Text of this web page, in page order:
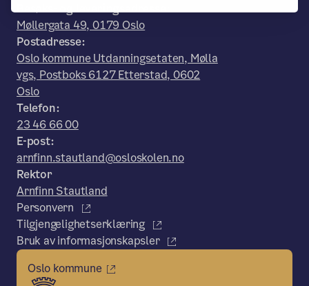
Besøks- og leveringsadresse:
Møllergata 49, 0179 Oslo
Postadresse:
Oslo kommune Utdanningsetaten, Mølla
vgs, Postboks 6127 Etterstad, 0602
Oslo
Telefon:
23 46 66 00
E-post:
arnfinn.stautland@osloskolen.no
Rektor
Arnfinn Stautland
Personvern
Tilgjengelighetserklæring
Bruk av informasjonskapsler
Oslo kommune